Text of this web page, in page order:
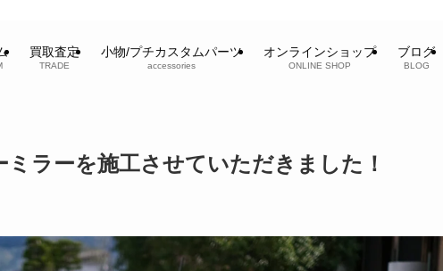
買取査定
TRADE
小物/プチカスタムパーツ
accessories
オンラインショップ
ONLINE SHOP
ブログ
BLOG
ラーを施工させていただきました！